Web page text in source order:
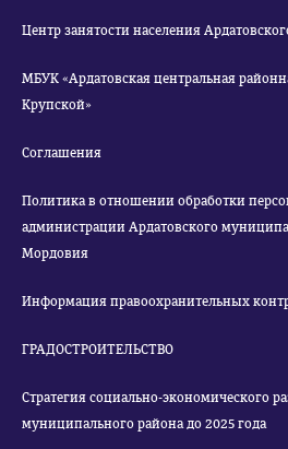
Центр занятости населения
МБУК «Ардатовская центральная
Крупской»
Соглашения
Политика в отношении обработки
администрации Ардатовского
Мордовия
Информация правоохранительных
ГРАДОСТРОИТЕЛЬСТВО
Стратегия социально-экономического
муниципального района до 2025 года